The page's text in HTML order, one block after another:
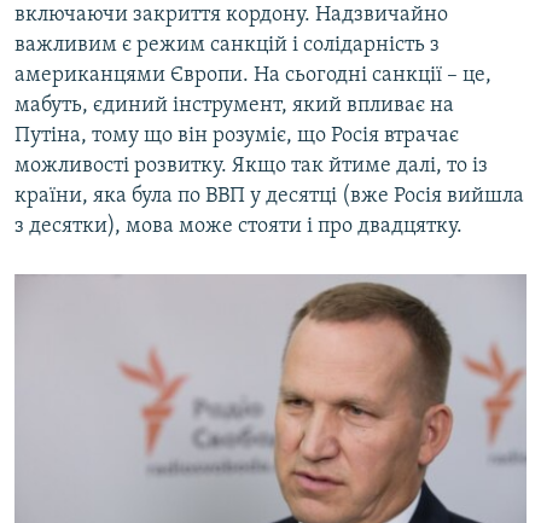
включаючи закриття кордону. Надзвичайно
важливим є режим санкцій і солідарність з
американцями Європи. На сьогодні санкції – це,
мабуть, єдиний інструмент, який впливає на
Путіна, тому що він розуміє, що Росія втрачає
можливості розвитку. Якщо так йтиме далі, то із
країни, яка була по ВВП у десятці (вже Росія вийшла
з десятки), мова може стояти і про двадцятку.